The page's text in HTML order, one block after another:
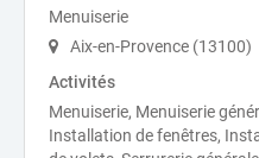
Menuiserie
Aix-en-Provence (13100)
Activités
Menuiserie, Menuiserie
Installation de fenêtres,